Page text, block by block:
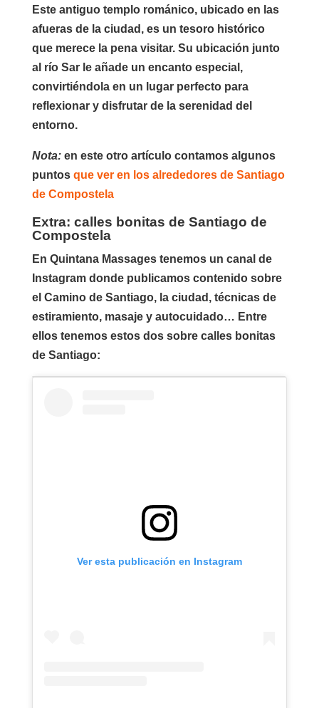
Este antiguo templo románico, ubicado en las
afueras de la ciudad, es un tesoro histórico
que merece la pena visitar. Su ubicación junto
al río Sar le añade un encanto especial,
convirtiéndola en un lugar perfecto para
reflexionar y disfrutar de la serenidad del
entorno.
Nota:en este otro artículo contamos algunos
puntos que ver en los alrededores de Santiago
de Compostela
Extra: calles bonitas de Santiago de
Compostela
En Quintana Massages tenemos un canal de
Instagram donde publicamos contenido sobre
el Camino de Santiago, la ciudad, técnicas de
estiramiento, masaje y autocuidado… Entre
ellos tenemos estos dos sobre calles bonitas
de Santiago:
Ver esta publicación en Instagram